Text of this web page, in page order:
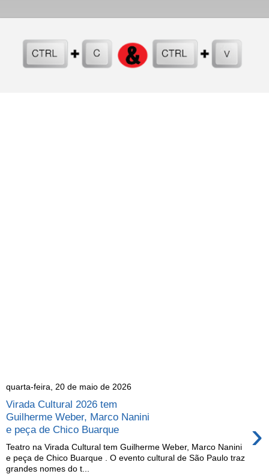
quarta-feira, 20 de maio de 2026
Virada Cultural 2026 tem
Guilherme Weber, Marco Nanini
e peça de Chico Buarque
›
Teatro na Virada Cultural tem Guilherme Weber, Marco Nanini
e peça de Chico Buarque . O evento cultural de São Paulo traz
grandes nomes do t...